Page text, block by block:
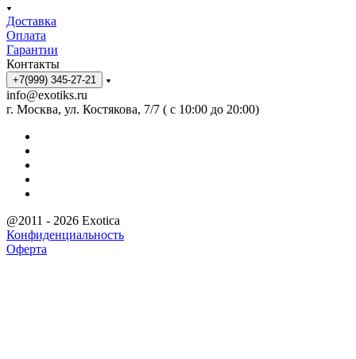
Доставка
Оплата
Гарантии
Контакты
+7(999) 345-27-21
info@exotiks.ru
г. Москва, ул. Костякова, 7/7 ( с 10:00 до 20:00)
@2011 - 2026 Exotica
Конфиденциальность
Оферта